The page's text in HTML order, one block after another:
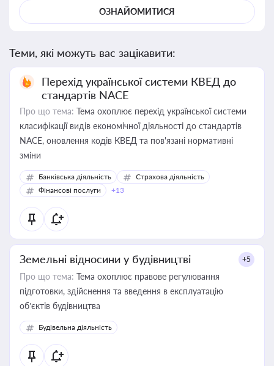
ОЗНАЙОМИТИСЯ
Теми, які можуть вас зацікавити:
Перехід української системи КВЕД до
стандартів NACE
Про що тема: Тема охоплює перехід української системи
класифікації видів економічної діяльності до стандартів
NACE, оновлення кодів КВЕД та пов'язані нормативні
зміни
Банківська діяльність
Страхова діяльність
Фінансові послуги
+13
Земельні відносини у будівництві +5
Про що тема: Тема охоплює правове регулювання
підготовки, здійснення та введення в експлуатацію
об’єктів будівництва
Будівельна діяльність